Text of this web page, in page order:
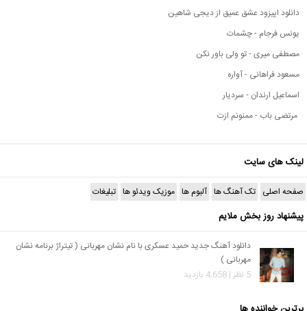
دانلود اپیزود عشق عمیق از دیجی شاهین
یونس فرجام - چشمات
مصطفی میری - تو ولی باور نکن
مسعود فراهانی - آواره
اسماعیل ارندان - سردیار
مرتضی باب - ممنونم ازت
لینک های سایت
صفحه اصلی تک آهنگ ها آلبوم ها موزیک ویدئو ها تبلیغات
پیشنهاد روز بخش ملایم
دانلود آهنگ جدید حمید عسکری با نام نشان مهربانی ( تیتراژ برنامه نشان
مهربانی )
5 نظر | 4,658 بازدید